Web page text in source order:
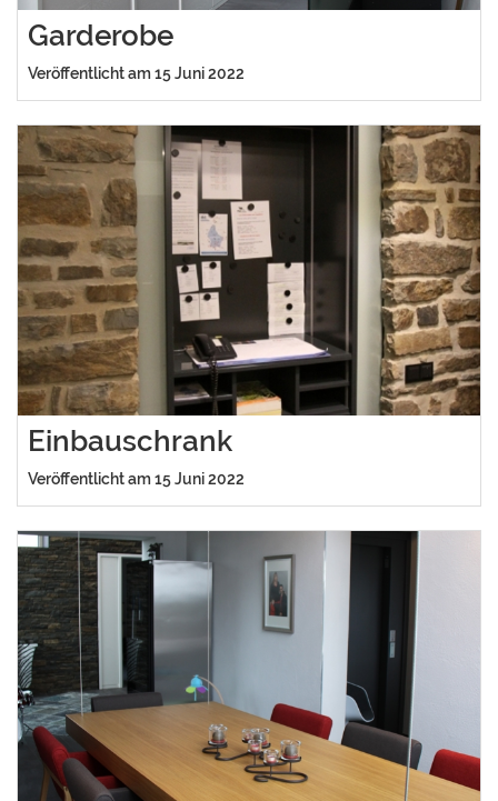
Garderobe
Veröffentlicht am 15 Juni 2022
Einbauschrank
Veröffentlicht am 15 Juni 2022